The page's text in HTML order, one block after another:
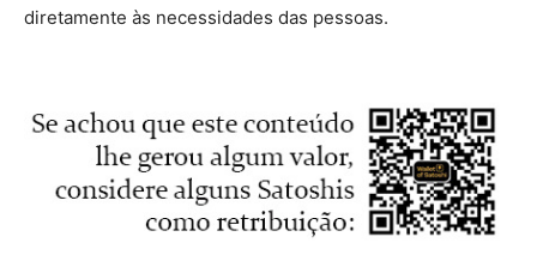
diretamente às necessidades das pessoas.